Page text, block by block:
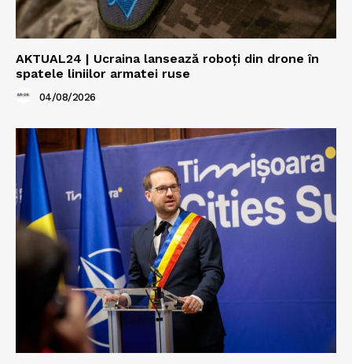
AKTUAL24 | Ucraina lansează roboți din drone în
spatele liniilor armatei ruse
04/08/2026